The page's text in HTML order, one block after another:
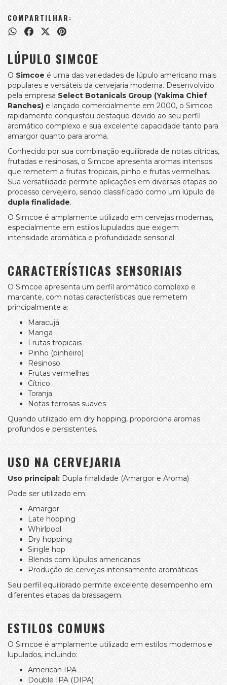
COMPARTILHAR:
LÚPULO SIMCOE
O Simcoe é uma das variedades de lúpulo americano mais
populares e versáteis da cervejaria moderna. Desenvolvido
pela empresa Select Botanicals Group (Yakima Chief
Ranches) e lançado comercialmente em 2000, o Simcoe
rapidamente conquistou destaque devido ao seu perfil
aromático complexo e sua excelente capacidade tanto para
amargor quanto para aroma.
Conhecido por sua combinação equilibrada de notas cítricas,
frutadas e resinosas, o Simcoe apresenta aromas intensos
que remetem a frutas tropicais, pinho e frutas vermelhas.
Sua versatilidade permite aplicações em diversas etapas do
processo cervejeiro, sendo classificado como um lúpulo de
dupla finalidade.
O Simcoe é amplamente utilizado em cervejas modernas,
especialmente em estilos lupulados que exigem
intensidade aromática e profundidade sensorial.
CARACTERÍSTICAS SENSORIAIS
O Simcoe apresenta um perfil aromático complexo e
marcante, com notas características que remetem
principalmente a:
Maracujá
Manga
Frutas tropicais
Pinho (pinheiro)
Resinoso
Frutas vermelhas
Cítrico
Toranja
Notas terrosas suaves
Quando utilizado em dry hopping, proporciona aromas
profundos e persistentes.
USO NA CERVEJARIA
Uso principal: Dupla finalidade (Amargor e Aroma)
Pode ser utilizado em:
Amargor
Late hopping
Whirlpool
Dry hopping
Single hop
Blends com lúpulos americanos
Produção de cervejas intensamente aromáticas
Seu perfil equilibrado permite excelente desempenho em
diferentes etapas da brassagem.
ESTILOS COMUNS
O Simcoe é amplamente utilizado em estilos modernos e
lupulados, incluindo:
American IPA
Double IPA (DIPA)